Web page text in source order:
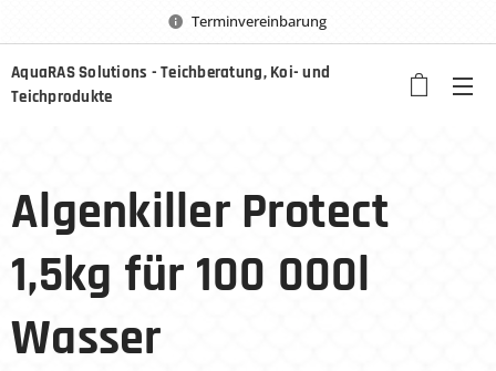
Terminvereinbarung
AquaRAS Solutions - Teichberatung, Koi- und
Teichprodukte
Algenkiller Protect
1,5kg für 100 000l
Wasser